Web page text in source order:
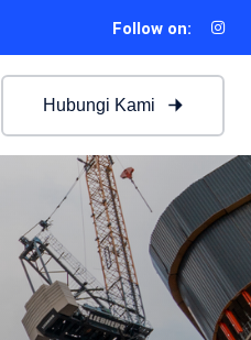
Follow on:
Hubungi Kami